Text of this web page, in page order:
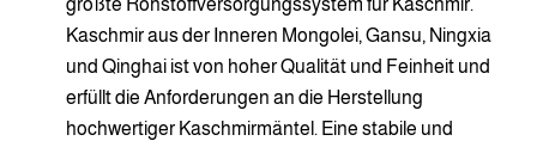
größte Rohstoffversorgungssystem für Kaschmir.
Kaschmir aus der Inneren Mongolei, Gansu, Ningxia
und Qinghai ist von hoher Qualität und Feinheit und
erfüllt die Anforderungen an die Herstellung
hochwertiger Kaschmirmäntel. Eine stabile und